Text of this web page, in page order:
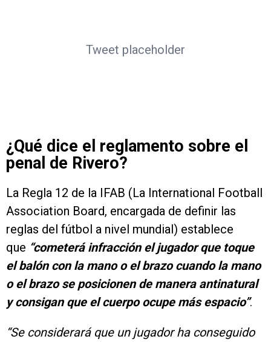
Tweet placeholder
¿Qué dice el reglamento sobre el
penal de Rivero?
La Regla 12 de la IFAB (La International Football
Association Board, encargada de definir las
reglas del fútbol a nivel mundial) establece
que “cometerá infracción el jugador que toque
el balón con la mano o el brazo cuando la mano
o el brazo se posicionen de manera antinatural
y consigan que el cuerpo ocupe más espacio”.
“Se considerará que un jugador ha conseguido